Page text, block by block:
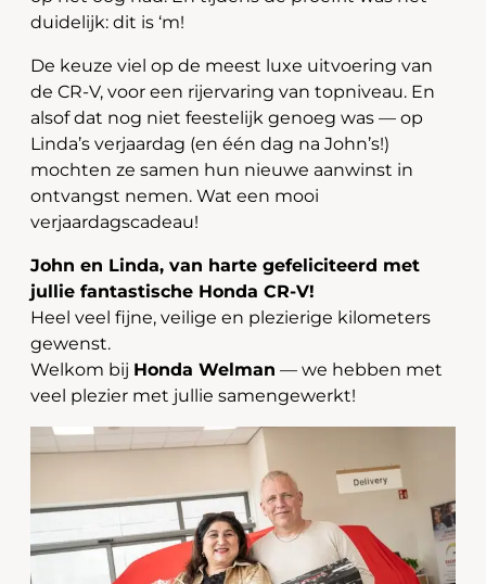
duidelijk: dit is ‘m!
De keuze viel op de meest luxe uitvoering van
de CR-V, voor een rijervaring van topniveau. En
alsof dat nog niet feestelijk genoeg was — op
Linda’s verjaardag (en één dag na John’s!)
mochten ze samen hun nieuwe aanwinst in
ontvangst nemen. Wat een mooi
verjaardagscadeau!
John en Linda, van harte gefeliciteerd met
jullie fantastische Honda CR-V!
Heel veel fijne, veilige en plezierige kilometers
gewenst.
Welkom bij Honda Welman — we hebben met
veel plezier met jullie samengewerkt!